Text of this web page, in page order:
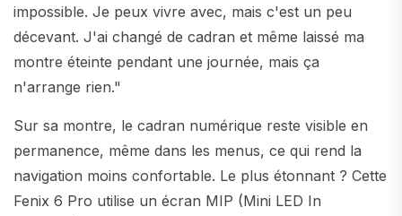
impossible. Je peux vivre avec, mais c'est un peu
décevant. J'ai changé de cadran et même laissé ma
montre éteinte pendant une journée, mais ça
n'arrange rien."
Sur sa montre, le cadran numérique reste visible en
permanence, même dans les menus, ce qui rend la
navigation moins confortable. Le plus étonnant ? Cette
Fenix 6 Pro utilise un écran MIP (Mini LED In